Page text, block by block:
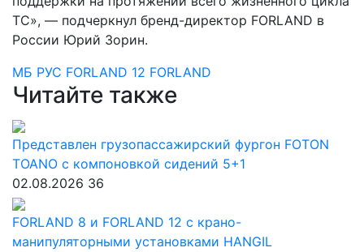
ТС», — подчеркнул бренд-директор FORLAND в
России Юрий Зорин.
МБ РУС FORLAND 12 FORLAND
Читайте также
Представлен грузопассажирский фургон FOTON
TOANO с компоновкой сидений 5+1
02.08.2026 36
FORLAND 8 и FORLAND 12 с крано-
манипуляторными установками HANGIL